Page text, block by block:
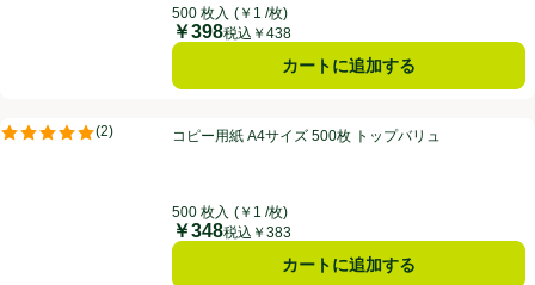
500 枚入 (￥1 /枚)
価格
￥398税込￥438
カートに追加する
コピー用紙 A4サイズ 500枚 トップバリュ
(2)
評価は2件のレビューで5点中5.0点。コピー用紙 A4サイズ 500枚 トップバリュ
500 枚入 (￥1 /枚)
価格
￥348税込￥383
カートに追加する